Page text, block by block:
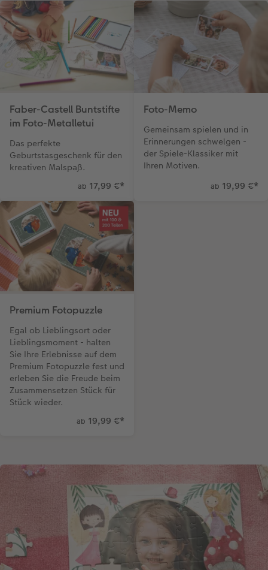
Faber-Castell Buntstifte
im Foto-Metalletui
Das perfekte
Geburtstasgeschenk für den
kreativen Malspaß.
ab 17,99 €*
Foto-Memo
Gemeinsam spielen und in
Erinnerungen schwelgen -
der Spiele-Klassiker mit
Ihren Motiven.
ab 19,99 €*
Premium Fotopuzzle
Egal ob Lieblingsort oder
Lieblingsmoment - halten
Sie Ihre Erlebnisse auf dem
Premium Fotopuzzle fest und
erleben Sie die Freude beim
Zusammensetzen Stück für
Stück wieder.
ab 19,99 €*